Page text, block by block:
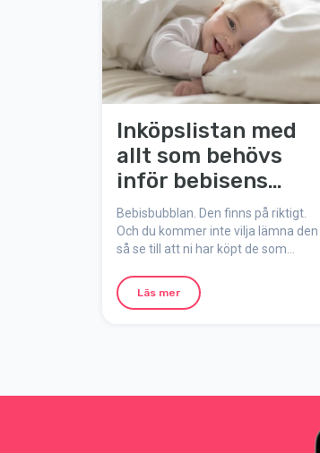
Inköpslistan med
allt som behövs
inför bebisens
ankomst
Bebisbubblan. Den finns på riktigt.
Och du kommer inte vilja lämna den
så se till att ni har köpt de som
inköpslistan med ALLT (och lite till)
som behövs med en nyfödd bebis
Läs mer